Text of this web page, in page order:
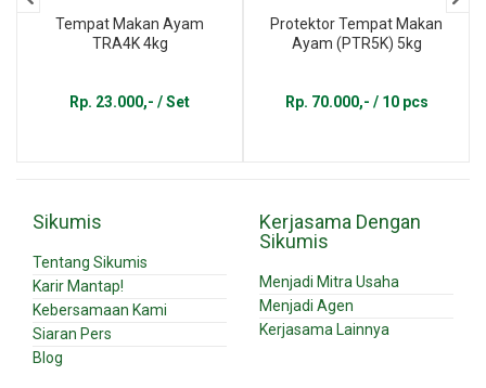
Tempat Makan Ayam
TRA4K 4kg
Rp. 23.000,- / Set
Protektor Tempat Makan
Ayam (PTR5K) 5kg
Rp. 70.000,- / 10 pcs
Sikumis
Tentang Sikumis
Karir Mantap!
Kebersamaan Kami
Siaran Pers
Blog
Kerjasama Dengan
Sikumis
Menjadi Mitra Usaha
Menjadi Agen
Kerjasama Lainnya